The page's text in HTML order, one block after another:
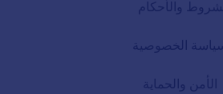
والأحكام
الخصوصية
الأمن والحماية